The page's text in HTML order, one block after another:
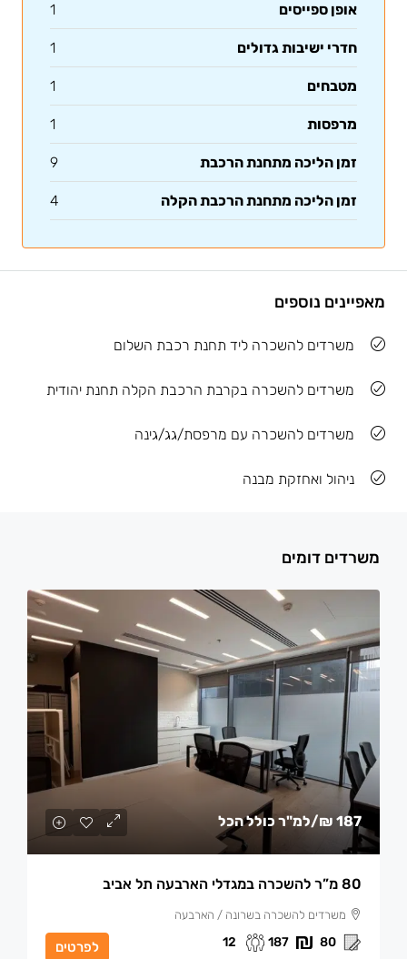
אופן ספייסים 1
חדרי ישיבות גדולים 1
מטבחים 1
מרפסות 1
זמן הליכה מתחנת הרכבת 9
זמן הליכה מתחנת הרכבת הקלה 4
מאפיינים נוספים
משרדים להשכרה ליד תחנת רכבת השלום
משרדים להשכרה בקרבת הרכבת הקלה תחנת יהודית
משרדים להשכרה עם מרפסת/גג/גינה
ניהול ואחזקת מבנה
משרדים דומים
187 ₪ /למ"ר כולל הכל
80 מ”ר להשכרה במגדלי הארבעה תל אביב
משרדים להשכרה בשרונה / הארבעה
80
187
12 לפרטים